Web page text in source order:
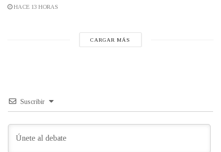
HACE 13 HORAS
CARGAR MÁS
Suscribir